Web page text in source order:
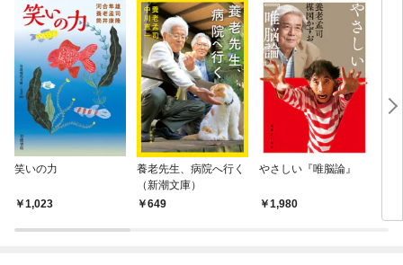
笑いの力
1,023
養老先生、病院へ行く
（新潮文庫）
649
やさしい『唯脳論』
1,980